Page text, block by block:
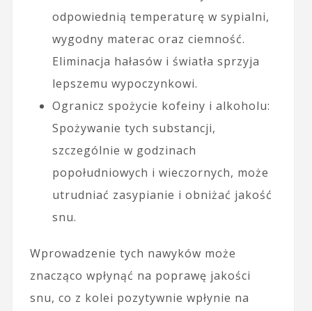
odpowiednią temperaturę w sypialni,
wygodny materac oraz ciemność.
Eliminacja hałasów i światła sprzyja
lepszemu wypoczynkowi.
Ogranicz spożycie kofeiny i alkoholu:
Spożywanie tych substancji,
szczególnie w godzinach
popołudniowych i wieczornych, może
utrudniać zasypianie i obniżać jakość
snu.
Wprowadzenie tych nawyków może
znacząco wpłynąć na poprawę jakości
snu, co z kolei pozytywnie wpłynie na